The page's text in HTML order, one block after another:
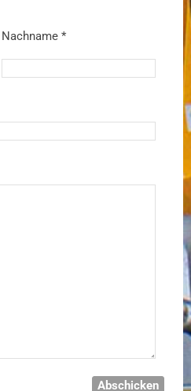
Nachname *